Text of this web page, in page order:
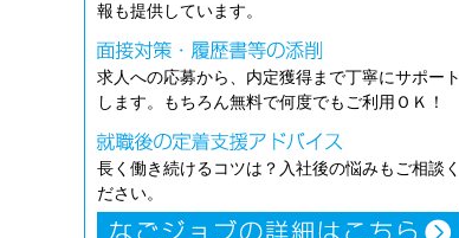
報も提供しています。
求人への応募から、内定獲得まで丁寧にサポート
します。もちろん無料で何度でもご利用ＯＫ！
長く働き続けるコツは？入社後の悩みもご相談く
ださい。